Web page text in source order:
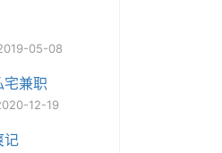
05-08
宅兼职
12-19
记